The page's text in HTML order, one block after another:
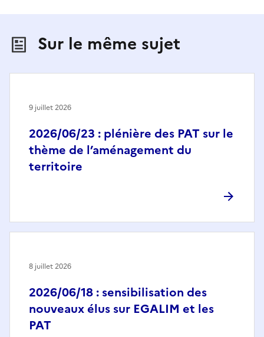
Sur le même sujet
2026/06/23 : plénière des PAT sur le
thème de l’aménagement du
territoire
9 juillet 2026
2026/06/18 : sensibilisation des
nouveaux élus sur EGALIM et les
PAT
8 juillet 2026